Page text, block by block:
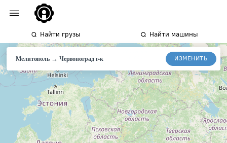
Найти грузы Найти машины
Мелитополь → Червоноград г-к ИЗМЕНИТЬ